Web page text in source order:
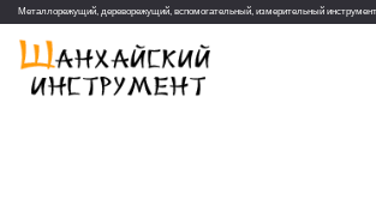
Металлорежущий, дереворежущий, вспомогательный, измерительный инструмент